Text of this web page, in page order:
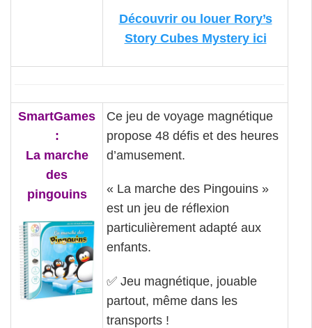
Découvrir ou louer Rory’s
Story Cubes Mystery ici
SmartGames
:
La marche
des
pingouins
Ce jeu de voyage magnétique
propose 48 défis et des heures
d’amusement.
« La marche des Pingouins »
est un jeu de réflexion
particulièrement adapté aux
enfants.
✅ Jeu magnétique, jouable
partout, même dans les
transports !